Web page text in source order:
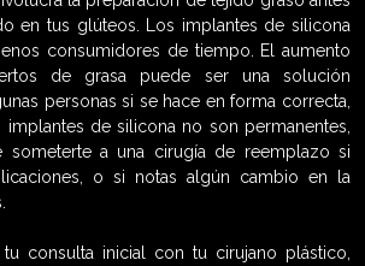
en tus glúteos. Los implantes de silicona
consumidores de tiempo. El aumento
de grasa puede ser una solución
personas si se hace en forma correcta,
de silicona no son permanentes,
someterte a una cirugía de reemplazo si
o si notas algún cambio en la
consulta inicial con tu cirujano plástico,